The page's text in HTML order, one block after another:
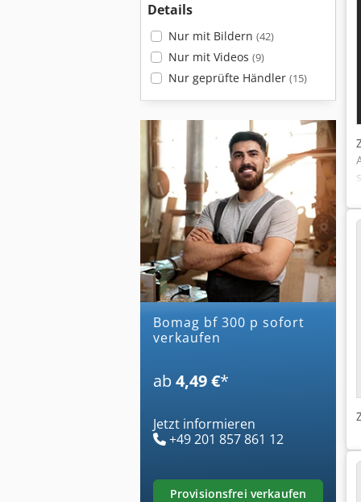
Details
Nur mit Bildern (42)
Nur mit Videos (9)
Nur geprüfte Händler (15)
bomag bf 300 p sofort
verkaufen
ab 4,49 €*
Jetzt informieren
+49 201 857 861 12
provisionsfrei verkaufen